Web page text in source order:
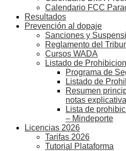
Calendario FCC
Resultados
Prevención al dopaje
Sanciones y
Reglamento del
Cursos WADA
Listado de
Programa de
Listado de
Resumen
notas
Lista de
– Mindeporte
Licencias 2026
Tarifas 2026
Tutorial Plataforma